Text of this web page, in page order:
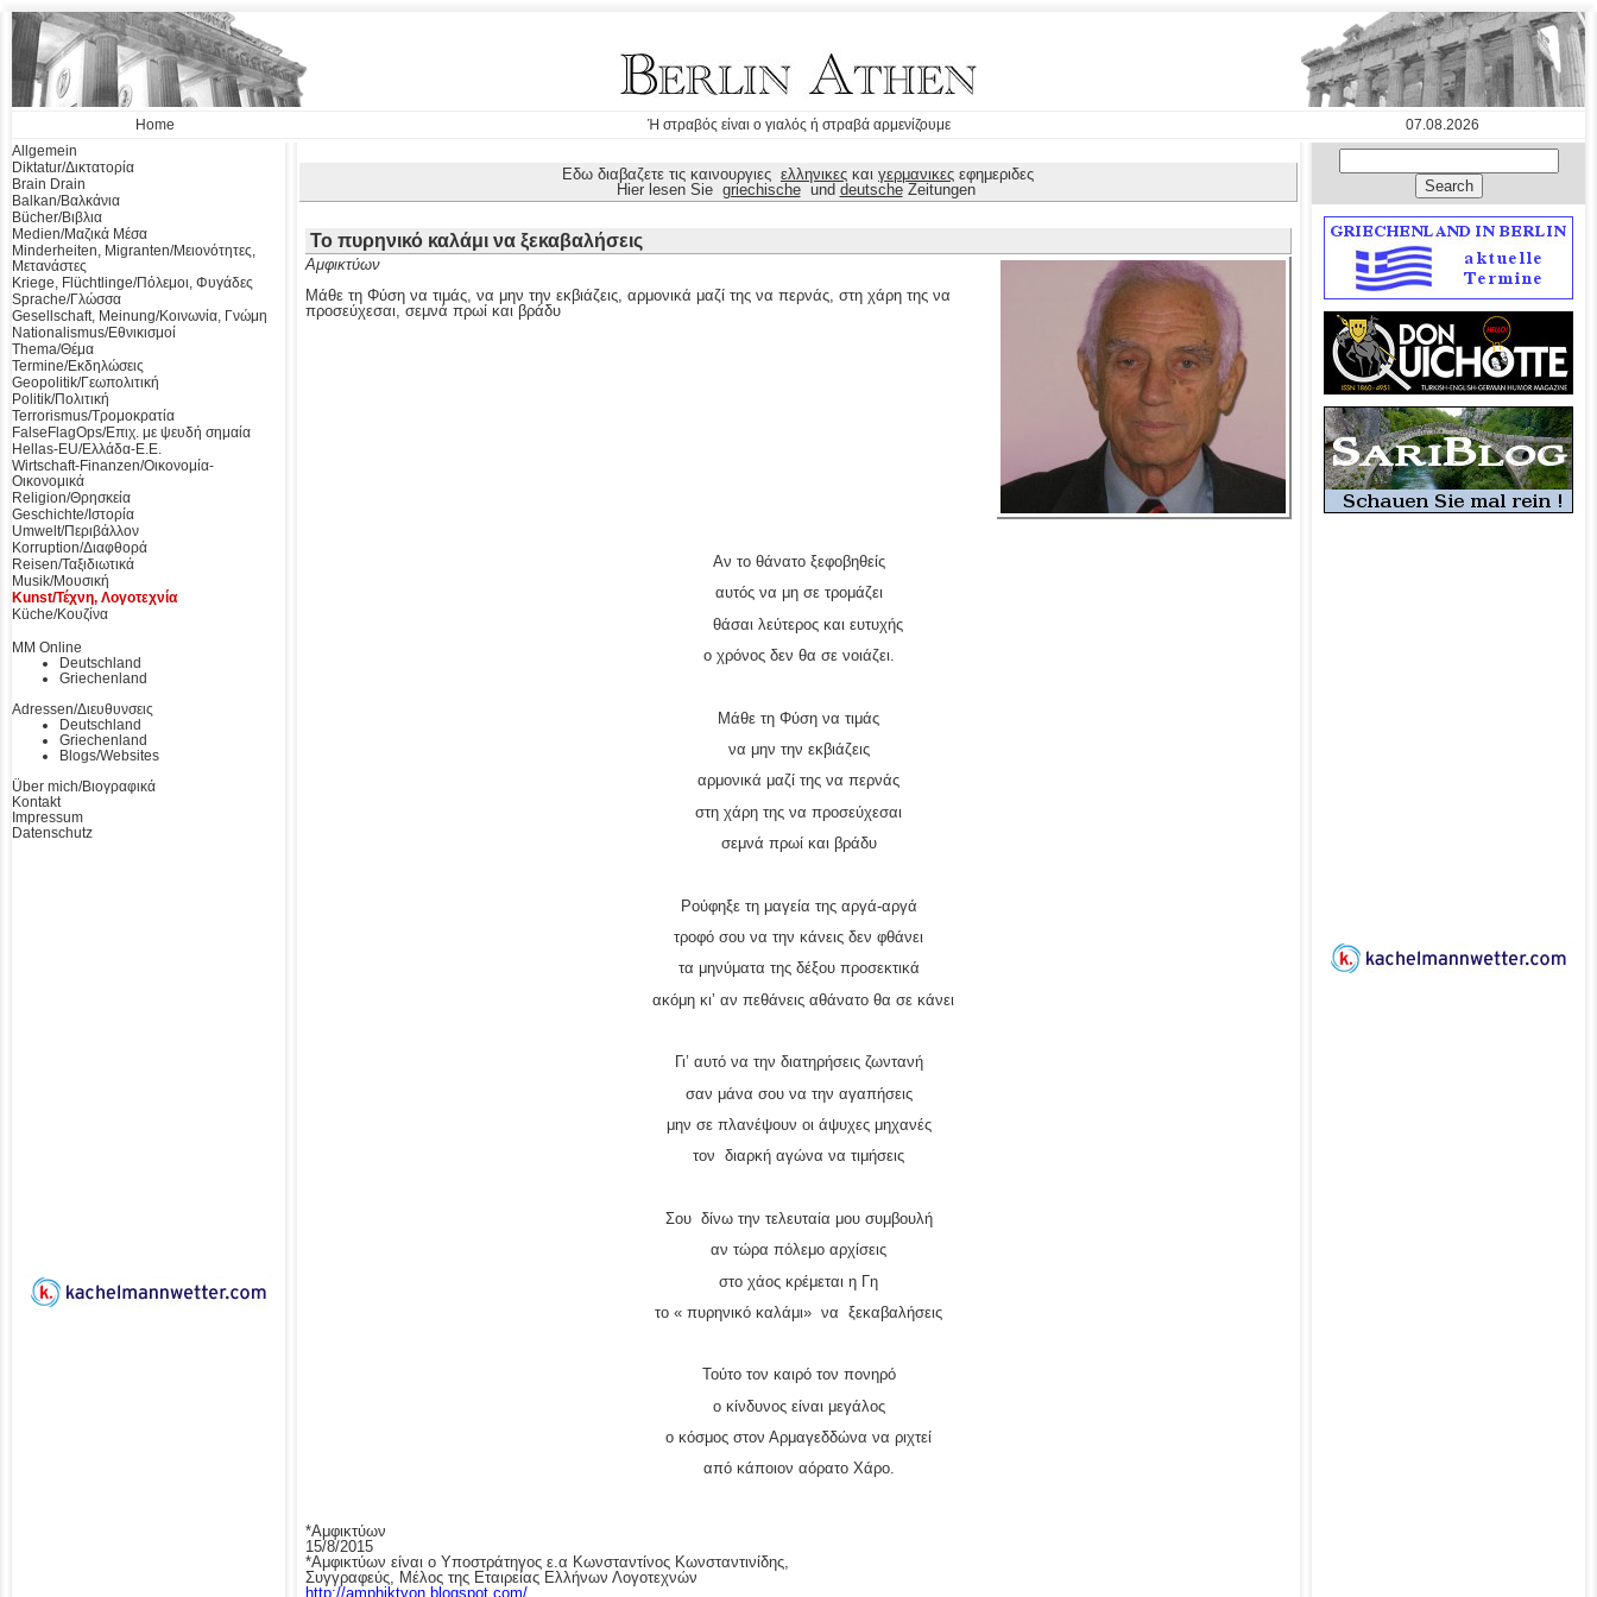
Home Ή στραβός είναι ο γιαλός ή στραβά αρμενίζουμε
07.08.2026
Allgemein
Diktatur/Δικτατορία
Brain Drain
Balkan/Βαλκάνια
Bücher/Βιβλια
Medien/Μαζικά Μέσα
Minderheiten, Migranten/Μειονότητες,
Μετανάστες
Kriege, Flüchtlinge/Πόλεμοι, Φυγάδες
Sprache/Γλώσσα
Gesellschaft, Meinung/Κοινωνία, Γνώμη
Nationalismus/Εθνικισμοί
Thema/Θέμα
Termine/Εκδηλώσεις
Geopolitik/Γεωπολιτική
Politik/Πολιτική
Terrorismus/Τρομοκρατία
FalseFlagOps/Επιχ. με ψευδή σημαία
Hellas-EU/Ελλάδα-Ε.Ε.
Wirtschaft-Finanzen/Οικονομία-
Οικονομικά
Religion/Θρησκεία
Geschichte/Ιστορία
Umwelt/Περιβάλλον
Korruption/Διαφθορά
Reisen/Ταξιδιωτικά
Musik/Μουσική
Kunst/Τέχνη, Λογοτεχνία
Küche/Κουζίνα
MM Online
Deutschland
Griechenland
Adressen/Διευθυνσεις
Deutschland
Griechenland
Blogs/Websites
Über mich/Βιογραφικά
Kontakt
Impressum
Datenschutz
Εδω διαβαζετε τις καινουργιες ελληνικες και γερμανικες εφημεριδες
Hier lesen Sie griechischeund deutscheZeitungen
Το πυρηνικό καλάμι να ξεκαβαλήσεις
Αμφικτύων
Μάθε τη Φύση να τιμάς, να μην την εκβιάζεις, αρμονικά μαζί της να περνάς, στη χάρη της να
προσεύχεσαι, σεμνά πρωί και βράδυ
Αν το θάνατο ξεφοβηθείς
αυτός να μη σε τρομάζει
θάσαι λεύτερος και ευτυχής
ο χρόνος δεν θα σε νοιάζει.
Μάθε τη Φύση να τιμάς
να μην την εκβιάζεις
αρμονικά μαζί της να περνάς
στη χάρη της να προσεύχεσαι
σεμνά πρωί και βράδυ
Ρούφηξε τη μαγεία της αργά-αργά
τροφό σου να την κάνεις δεν φθάνει
τα μηνύματα της δέξου προσεκτικά
ακόμη κι’ αν πεθάνεις αθάνατο θα σε κάνει
Γι’ αυτό να την διατηρήσεις ζωντανή
σαν μάνα σου να την αγαπήσεις
μην σε πλανέψουν οι άψυχες μηχανές
τον διαρκή αγώνα να τιμήσεις
Σου δίνω την τελευταία μου συμβουλή
αν τώρα πόλεμο αρχίσεις
στο χάος κρέμεται η Γη
το « πυρηνικό καλάμι» να ξεκαβαλήσεις
Τούτο τον καιρό τον πονηρό
ο κίνδυνος είναι μεγάλος
ο κόσμος στον Αρμαγεδδώνα να ριχτεί
από κάποιον αόρατο Χάρο.
*Αμφικτύων
15/8/2015
*Αμφικτύων είναι ο Υποστράτηγος ε.α Κωνσταντίνος Κωνσταντινίδης,
Συγγραφεύς, Μέλος της Εταιρείας Ελλήνων Λογοτεχνών
http://amphiktyon.blogspot.com/